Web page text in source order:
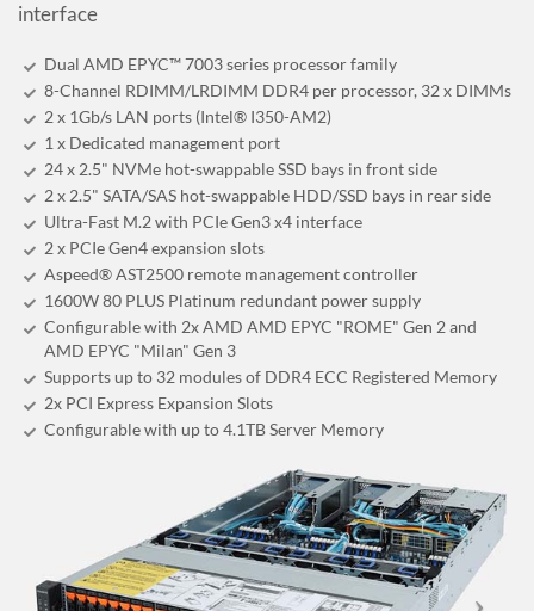
interface
Dual AMD EPYC™ 7003 series processor family
8-Channel RDIMM/LRDIMM DDR4 per processor, 32 x DIMMs
2 x 1Gb/s LAN ports (Intel® I350-AM2)
1 x Dedicated management port
24 x 2.5" NVMe hot-swappable SSD bays in front side
2 x 2.5" SATA/SAS hot-swappable HDD/SSD bays in rear side
Ultra-Fast M.2 with PCIe Gen3 x4 interface
2 x PCIe Gen4 expansion slots
Aspeed® AST2500 remote management controller
1600W 80 PLUS Platinum redundant power supply
Configurable with 2x AMD AMD EPYC "ROME" Gen 2 and
AMD EPYC "Milan" Gen 3
Supports up to 32 modules of DDR4 ECC Registered Memory
2x PCI Express Expansion Slots
Configurable with up to 4.1TB Server Memory